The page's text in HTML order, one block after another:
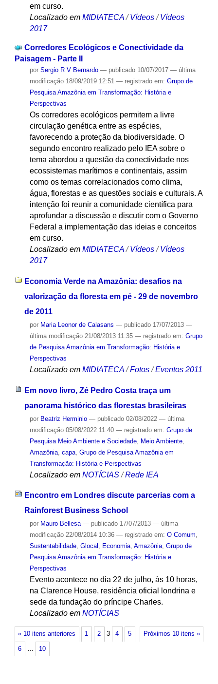
em curso.
Localizado em MIDIATECA / Vídeos / Vídeos
2017
Corredores Ecológicos e Conectividade da
Paisagem - Parte II
por Sergio R V Bernardo — publicado10/07/2017 — última
modificação18/09/2019 12:51 — registrado em: Grupo de
Pesquisa Amazônia em Transformação: História e
Perspectivas
Os corredores ecológicos permitem a livre
circulação genética entre as espécies,
favorecendo a proteção da biodiversidade. O
segundo encontro realizado pelo IEA sobre o
tema abordou a questão da conectividade nos
ecossistemas marítimos e continentais, assim
como os temas correlacionados como clima,
água, florestas e as questões sociais e culturais. A
intenção foi reunir a comunidade científica para
aprofundar a discussão e discutir com o Governo
Federal a implementação das ideias e conceitos
em curso.
Localizado em MIDIATECA /Vídeos /Vídeos
2017
Economia Verde na Amazônia: desafios na
valorização da floresta em pé - 29 de novembro
de 2011
por Maria Leonor de Calasans — publicado17/07/2013 —
última modificação21/08/2013 11:35 — registrado em: Grupo
de Pesquisa Amazônia em Transformação: História e
Perspectivas
Localizado em MIDIATECA /Fotos /Eventos 2011
Em novo livro, Zé Pedro Costa traça um
panorama histórico das florestas brasileiras
por Beatriz Herminio — publicado02/08/2022 — última
modificação05/08/2022 11:40 — registrado em: Grupo de
Pesquisa Meio Ambiente e Sociedade, Meio Ambiente,
Amazônia, capa, Grupo de Pesquisa Amazônia em
Transformação: História e Perspectivas
Localizado em NOTÍCIAS /Rede IEA
Encontro em Londres discute parcerias com a
Rainforest Business School
por Mauro Bellesa — publicado17/07/2013 — última
modificação22/08/2014 10:36 — registrado em: O Comum,
Sustentabilidade, Glocal , Economia, Amazônia, Grupo de
Pesquisa Amazônia em Transformação: História e
Perspectivas
Evento acontece no dia 22 de julho, às 10 horas,
na Clarence House, residência oficial londrina e
sede da fundação do príncipe Charles.
Localizado em NOTÍCIAS
« 10 itens anteriores Próximos 10 itens »
1 2 3 4 5
6 … 10